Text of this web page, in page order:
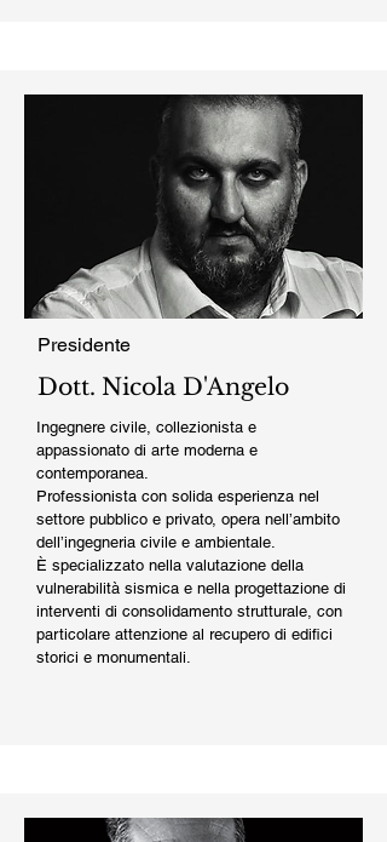
Presidente
Dott. Nicola D'Angelo
Ingegnere civile, collezionista e
appassionato di arte moderna e
contemporanea.
Professionista con solida esperienza nel
settore pubblico e privato, opera nell’ambito
dell’ingegneria civile e ambientale.
È specializzato nella valutazione della
vulnerabilità sismica e nella progettazione di
interventi di consolidamento strutturale, con
particolare attenzione al recupero di edifici
storici e monumentali.